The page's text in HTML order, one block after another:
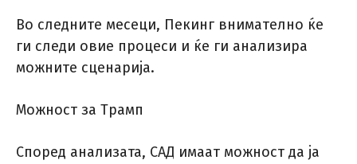
Во следните месеци, Пекинг внимателно ќе
ги следи овие процеси и ќе ги анализира
можните сценарија.
Можност за Трамп
Според анализата, САД имаат можност да ја